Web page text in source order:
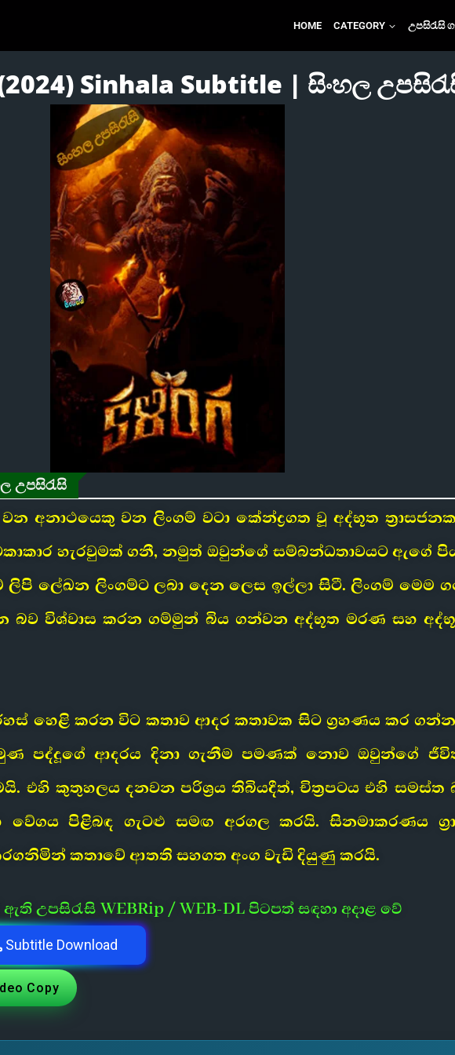
HOME CATEGORY උපසිරැසි
Sinhala Subtitle | සිංහල
උපසිරැසි
අනාථයෙකු වන ලිංගම් වටා කේන්ද්‍රගත වූ අද්භූත
හැරවුමක් ගනී, නමුත් ඔවුන්ගේ සම්බන්ධතාවයට ඇගේ
ලිපි ලේඛන ලිංගම්ට ලබා දෙන ලෙස ඉල්ලා සිටී. ලිංගම්
බව විශ්වාස කරන ගම්මුන් බිය ගන්වන අද්භූත මරණ සහ
හෙළි කරන විට කතාව ආදර කතාවක සිට ග්‍රහණය කර ගන්නා
පද්දූගේ ආදරය දිනා ගැනීම පමණක් නොව ඔවුන්ගේ
එහි කුතුහලය දනවන පරිශ්‍රය තිබියදීත්, චිත්‍රපටය එහි
පිළිබඳ ගැටළු සමඟ අරගල කරයි. සිනමාකරණය
කතාවේ ආතති සහගත අංග වැඩි දියුණු කරයි.
ඇති උපසිරැසි WEBRip / WEB-DL පිටපත් සඳහා අදාළ වේ
Subtitle Download
Copy